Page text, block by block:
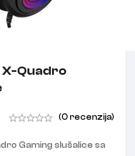
X-Quadro
(0 recenzija)
Gaming slušalice sa